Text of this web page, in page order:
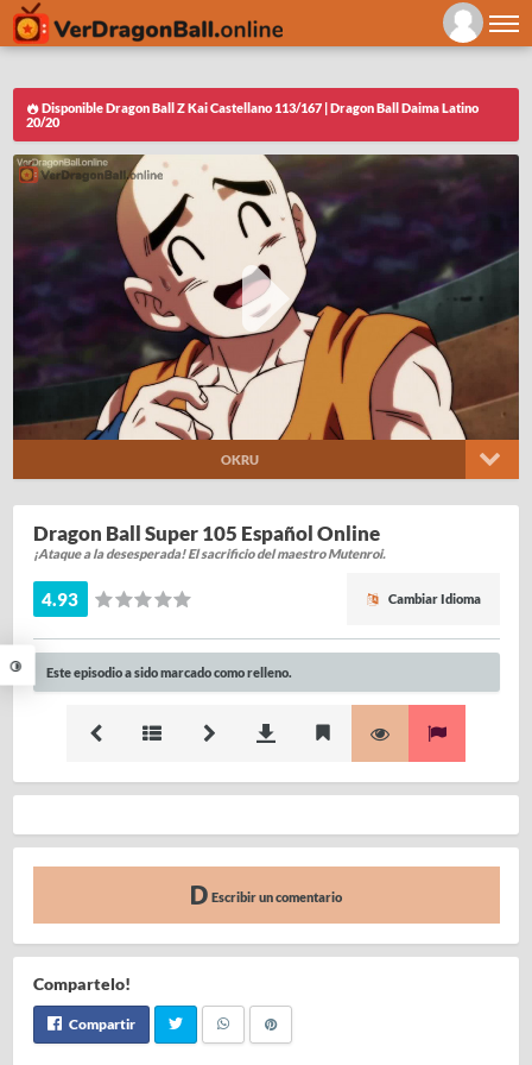
Disponible Dragon Ball Z Kai Castellano 113/167 | Dragon Ball Daima Latino
20/20
OKRU
Dragon Ball Super 105 Español Online
¡Ataque a la desesperada! El sacrificio del maestro Mutenroi.
4.93 Cambiar Idioma
Este episodio a sido marcado como relleno.
Escribir un comentario
Compartelo!
Compartir